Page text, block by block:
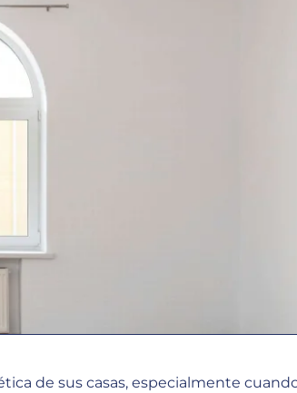
de sus casas, especialmente